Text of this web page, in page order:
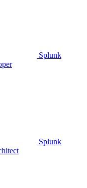
Splunk
Splunk